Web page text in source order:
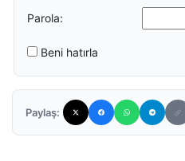
Parola:
Beni hatırla
Paylaş: